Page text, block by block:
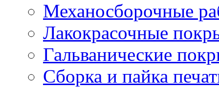
Механосборочные
Лакокрасочные
Гальванические
Сборка и пайка